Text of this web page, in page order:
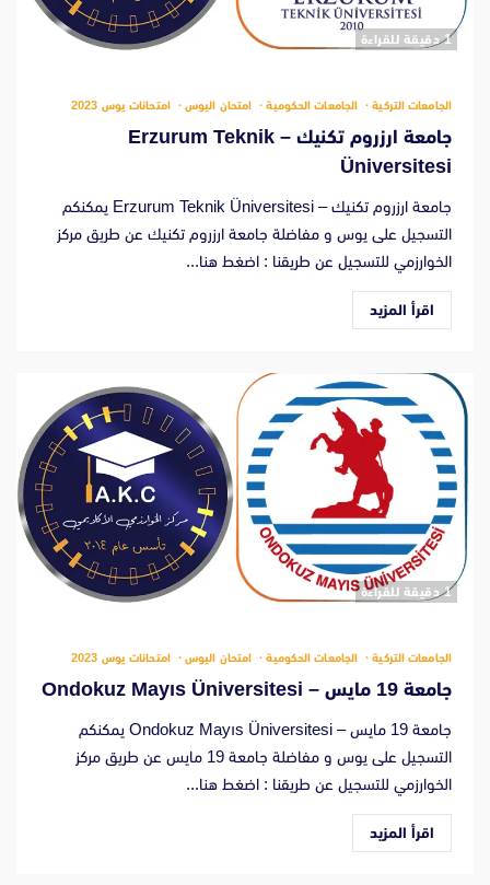
‫1 دقيقة للقراءة
الجامعات التركية الجامعات الحكومية امتحان اليوس امتحانات يوس 2023
جامعة ارزروم تكنيك – Erzurum Teknik
Üniversitesi
جامعة ارزروم تكنيك – Erzurum Teknik Üniversitesi يمكنكم
التسجيل على يوس و مفاضلة جامعة ارزروم تكنيك عن طريق مركز
الخوارزمي للتسجيل عن طريقنا : اضغط هنا...
اقرأ المزيد
‫1 دقيقة للقراءة
الجامعات التركية الجامعات الحكومية امتحان اليوس امتحانات يوس 2023
جامعة 19 مايس – Ondokuz Mayıs Üniversitesi
جامعة 19 مايس – Ondokuz Mayıs Üniversitesi يمكنكم
التسجيل على يوس و مفاضلة جامعة 19 مايس عن طريق مركز
الخوارزمي للتسجيل عن طريقنا : اضغط هنا...
اقرأ المزيد